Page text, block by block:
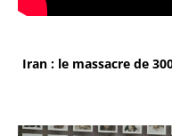
Iran : le massacre de